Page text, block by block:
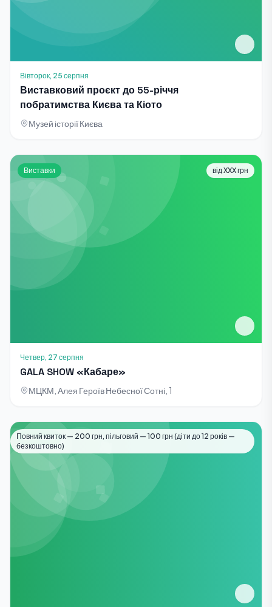
Вівторок, 25 серпня
Виставковий проєкт до 55-річчя
побратимства Києва та Кіото
Музей історії Києва
Виставки від XXX грн
Четвер, 27 серпня
GALA SHOW «Кабаре»
МЦКМ, Алея Героїв Небесної Сотні, 1
Виставки
Повний квиток — 200 грн, пільговий — 100 грн (діти до 12 років —
безкоштовно)